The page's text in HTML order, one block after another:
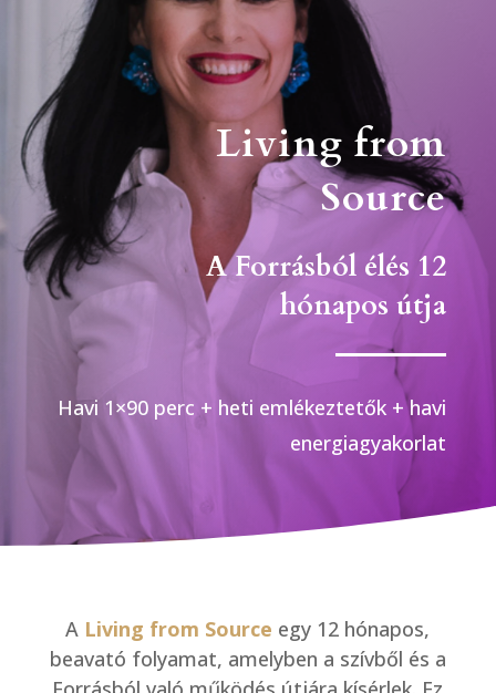
Living from
Source
A Forrásból élés 12
hónapos útja
Havi 1×90 perc + heti emlékeztetők + havi
energiagyakorlat
A Living from Source egy 12 hónapos,
beavató folyamat, amelyben a szívből és a